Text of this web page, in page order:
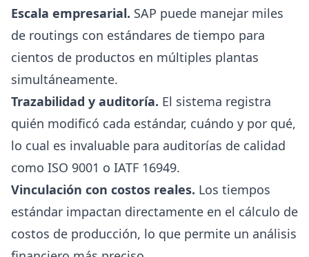
Escala empresarial. SAP puede manejar miles
de routings con estándares de tiempo para
cientos de productos en múltiples plantas
simultáneamente.
Trazabilidad y auditoría. El sistema registra
quién modificó cada estándar, cuándo y por qué,
lo cual es invaluable para auditorías de calidad
como ISO 9001 o IATF 16949.
Vinculación con costos reales. Los tiempos
estándar impactan directamente en el cálculo de
costos de producción, lo que permite un análisis